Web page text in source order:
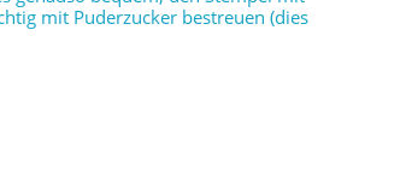
mit Puderzucker bestreuen (dies